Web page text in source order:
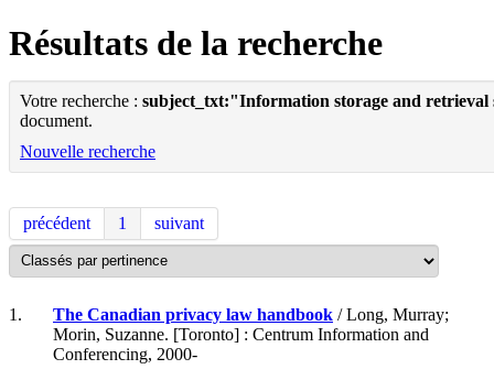
Résultats de la recherche
Votre recherche : subject_txt:"Information storage and retrieval
document.
Nouvelle recherche
précédent 1 suivant
1. The Canadian privacy law handbook / Long, Murray;
Morin, Suzanne. [Toronto] : Centrum Information and
Conferencing, 2000-